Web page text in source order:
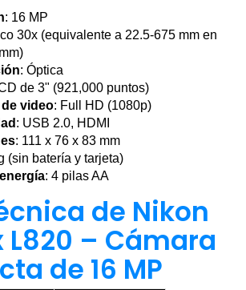
: 16 MP
30x (equivalente a 22.5-675 mm en
: Óptica
de 3" (921,000 puntos)
video: Full HD (1080p)
: USB 2.0, HDMI
: 111 x 76 x 83 mm
(sin batería y tarjeta)
: 4 pilas AA
de Nikon
L820 – Cámara
de 16 MP